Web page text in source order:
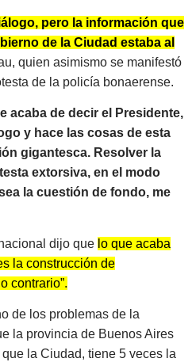
pero la información que
de la Ciudad estaba al
quien asimismo se manifestó
de la policía bonaerense.
acaba de decir el Presidente,
y hace las cosas de esta
gigantesca. Resolver la
extorsiva, en el modo
la cuestión de fondo, me
dijo que lo que acaba
la construcción de
contrario”.
de los problemas de la
la provincia de Buenos Aires
la Ciudad, tiene 5 veces la